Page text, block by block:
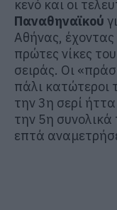
κενό και οι
Παναθηναϊκού
Αθήνας, έχοντας
πρώτες νίκες
σειράς. Οι
πάλι κατώτεροι
την 3η σερί
την 5η συνολικά
επτά